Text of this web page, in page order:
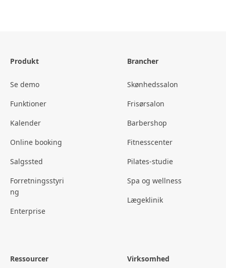
Produkt
Se demo
Funktioner
Kalender
Online booking
Salgssted
Forretningsstyri
ng
Enterprise
Brancher
Skønhedssalon
Frisørsalon
Barbershop
Fitnesscenter
Pilates-studie
Spa og wellness
Lægeklinik
Ressourcer Virksomhed